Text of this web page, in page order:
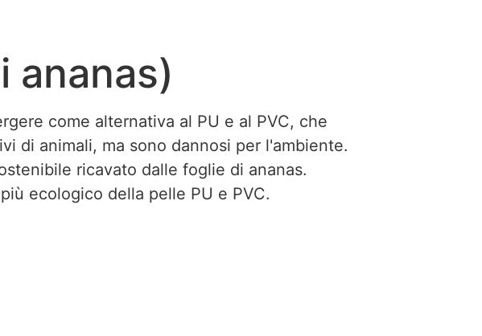
ananas)
come alternativa al PU e al PVC, che
di animali, ma sono dannosi per l'ambiente.
ricavato dalle foglie di ananas.
ecologico della pelle PU e PVC.